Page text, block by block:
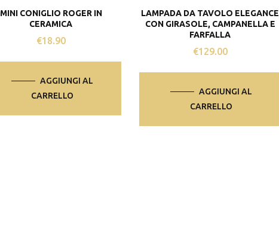
MINI CONIGLIO ROGER IN
CERAMICA
€18.90
AGGIUNGI AL
CARRELLO
LAMPADA DA TAVOLO ELEGANCE
CON GIRASOLE, CAMPANELLA E
FARFALLA
€129.00
AGGIUNGI AL
CARRELLO